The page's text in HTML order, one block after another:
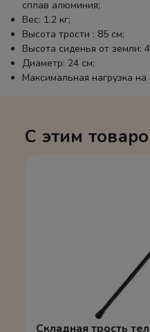
сплав алюминия;
Вес: 1.2 кг;
Высота трости : 85 см;
Высота сиденья от земли:
Диаметр: 24 см;
Максимальная нагрузка на
С этим
Складная трость